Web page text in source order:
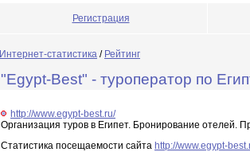
Регистрация
Интернет-статистика / Рейтинг
"Egypt-Best" - туроператор по
http://www.egypt-best.ru/
Организация туров в Египет. Бронирование
Статистика посещаемости сайта http://www.egypt-